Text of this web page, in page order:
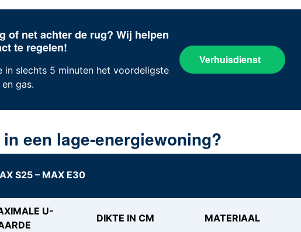
of net achter de rug? Wij helpen
te regelen!
in slechts 5 minuten het voordeligste
gas.
Verhuisdienst
een lage-energiewoning?
S25 – MAX E30
U-
DIKTE IN CM MATERIAAL